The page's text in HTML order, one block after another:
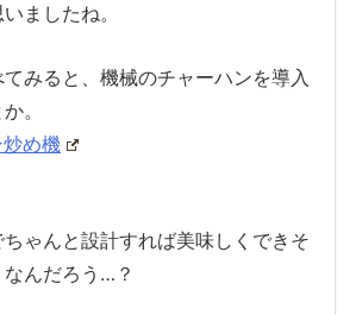
ましたね。
みると、機械のチャーハンを導入
。
め機
ゃんと設計すれば美味しくできそ
んだろう…？